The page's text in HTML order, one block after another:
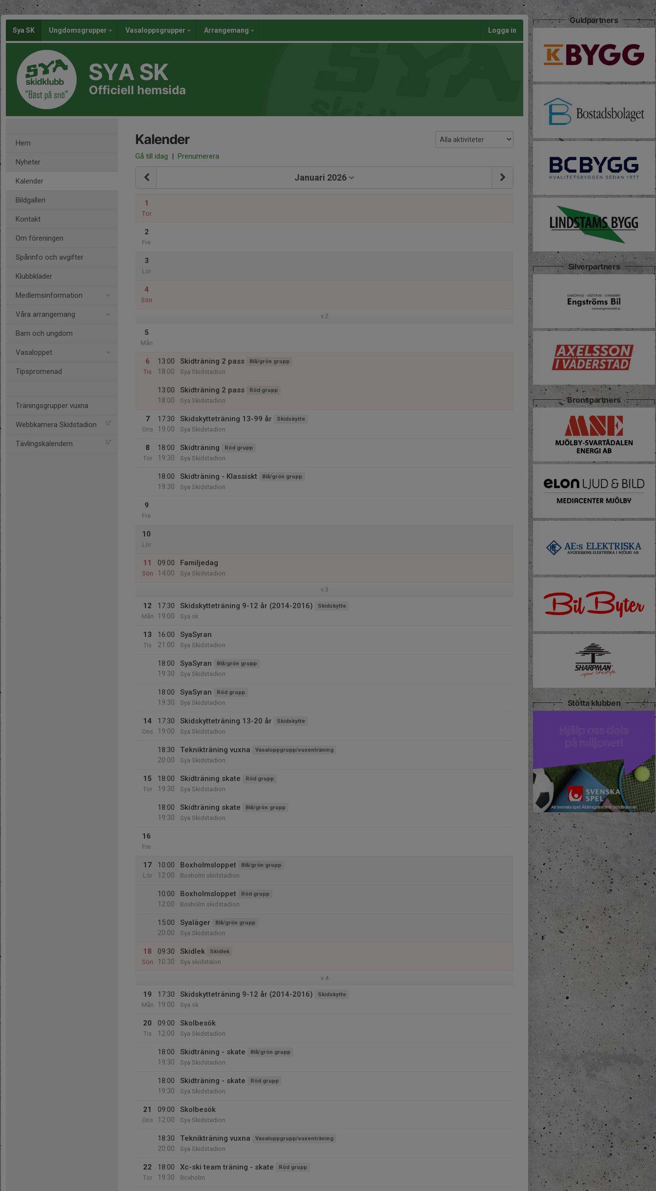
Sya SK Ungdomsgrupper Vasaloppsgrupper Arrangemang Logga in
SYA SK
Officiell hemsida
Hem
Nyheter
Kalender
Bildgalleri
Kontakt
Om föreningen
Spårinfo och avgifter
Klubbkläder
Medlemsinformation
Våra arrangemang
Barn och ungdom
Vasaloppet
Tipspromenad
Träningsgrupper vuxna
Webbkamera Skidstadion
Tävlingskalendern
Kalender
Gå till idag | Prenumerera
Januari 2026
1
Tor
2
Fre
3
Lör
4
Sön
v.2
5
Mån
6
Tis
13:00
18:00
Skidträning 2 pass Blå/grön grupp
Sya Skidstadion
13:00
18:00
Skidträning 2 pass Röd grupp
Sya Skidstadion
7
Ons
17:30
19:00
Skidskytteträning 13-99 år Skidskytte
Sya Skidstadion
8
Tor
18:00
19:30
Skidträning Röd grupp
Sya Skidstadion
18:00
19:30
Skidträning - Klassiskt Blå/grön grupp
Sya Skidstadion
9
Fre
10
Lör
11
Sön
09:00
14:00
Familjedag
Sya Skidstadion
v.3
12
Mån
17:30
19:00
Skidskytteträning 9-12 år (2014-2016) Skidskytte
Sya sk
13
Tis
16:00
21:00
SyaSyran
Sya Skidstadion
18:00
19:30
SyaSyran Blå/grön grupp
Sya Skidstadion
18:00
19:30
SyaSyran Röd grupp
Sya Skidstadion
14
Ons
17:30
19:00
Skidskytteträning 13-20 år Skidskytte
Sya Skidstadion
18:30
20:00
Teknikträning vuxna Vasaloppgrupp/vuxenträning
Sya Skidstadion
15
Tor
18:00
19:30
Skidträning skate Röd grupp
Sya Skidstadion
18:00
19:30
Skidträning skate Blå/grön grupp
Sya Skidstadion
16
Fre
17
Lör
10:00
12:00
Boxholmsloppet Blå/grön grupp
Boxholm skidstadion
10:00
12:00
Boxholmsloppet Röd grupp
Boxholm skidstadion
15:00
20:00
Syaläger Blå/grön grupp
Sya Skidstadion
18
Sön
09:30
10:30
Skidlek Skidlek
Sya skidstaion
v.4
19
Mån
17:30
19:00
Skidskytteträning 9-12 år (2014-2016) Skidskytte
Sya sk
20
Tis
09:00
12:00
Skolbesök
Sya Skidstadion
18:00
19:30
Skidträning - skate Blå/grön grupp
Sya Skidstadion
18:00
19:30
Skidträning - skate Röd grupp
Sya Skidstadion
21
Ons
09:00
12:00
Skolbesök
Sya Skidstadion
18:30
20:00
Teknikträning vuxna Vasaloppgrupp/vuxenträning
Sya Skidstadion
22
Tor
18:00
19:30
Xc-ski team träning - skate Röd grupp
Boxholm
Guldpartners
Silverpartners
Bronspartners
Stötta klubben